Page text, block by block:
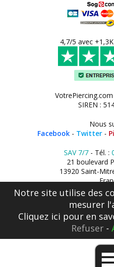
4,7/5 avec
SIREN :
Nous
Facebook - Twitter -
SAV 7/7- Tél. :
21 boulevard
13920 Saint-
Notre site utilise des
mesurer
Cliquez ici pour en
Refuser-